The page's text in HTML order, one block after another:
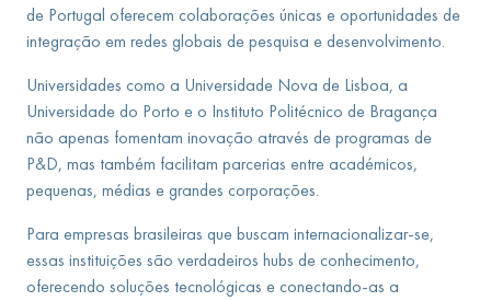
de Portugal oferecem colaborações únicas e oportunidades de
integração em redes globais de pesquisa e desenvolvimento.
Universidades como a Universidade Nova de Lisboa, a
Universidade do Porto e o Instituto Politécnico de Bragança
não apenas fomentam inovação através de programas de
P&D, mas também facilitam parcerias entre académicos,
pequenas, médias e grandes corporações.
Para empresas brasileiras que buscam internacionalizar-se,
essas instituições são verdadeiros hubs de conhecimento,
oferecendo soluções tecnológicas e conectando-as a